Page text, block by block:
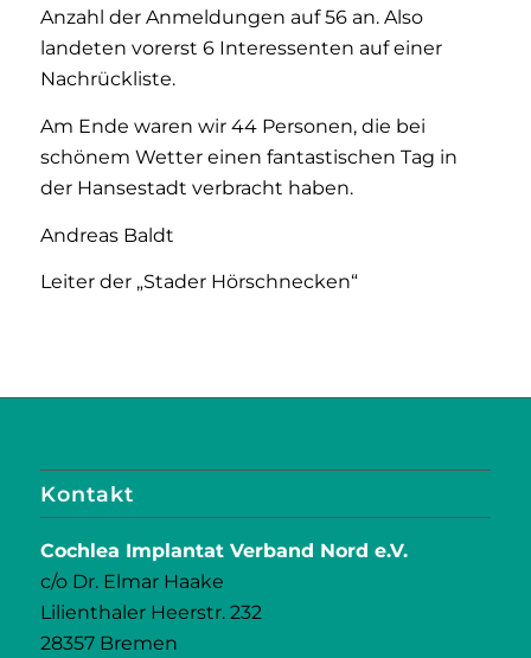
Anzahl der Anmeldungen auf 56 an. Also
landeten vorerst 6 Interessenten auf einer
Nachrückliste.
Am Ende waren wir 44 Personen, die bei
schönem Wetter einen fantastischen Tag in
der Hansestadt verbracht haben.
Andreas Baldt
Leiter der „Stader Hörschnecken“
Kontakt
Cochlea Implantat Verband Nord e.V.
c/o Dr. Elmar Haake
Lilienthaler Heerstr. 232
28357 Bremen